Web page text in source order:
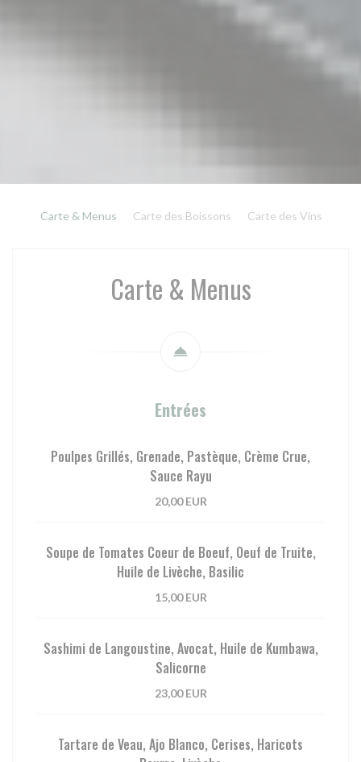
Carte & Menus Carte des Boissons Carte des Vins
Carte & Menus
Entrées
Poulpes Grillés, Grenade, Pastèque, Crème Crue,
Sauce Rayu
20,00 EUR
Soupe de Tomates Coeur de Boeuf, Oeuf de Truite,
Huile de Livèche, Basilic
15,00 EUR
Sashimi de Langoustine, Avocat, Huile de Kumbawa,
Salicorne
23,00 EUR
Tartare de Veau, Ajo Blanco, Cerises, Haricots